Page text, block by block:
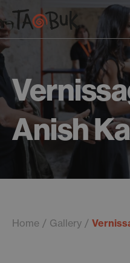
Anish
Home Gallery